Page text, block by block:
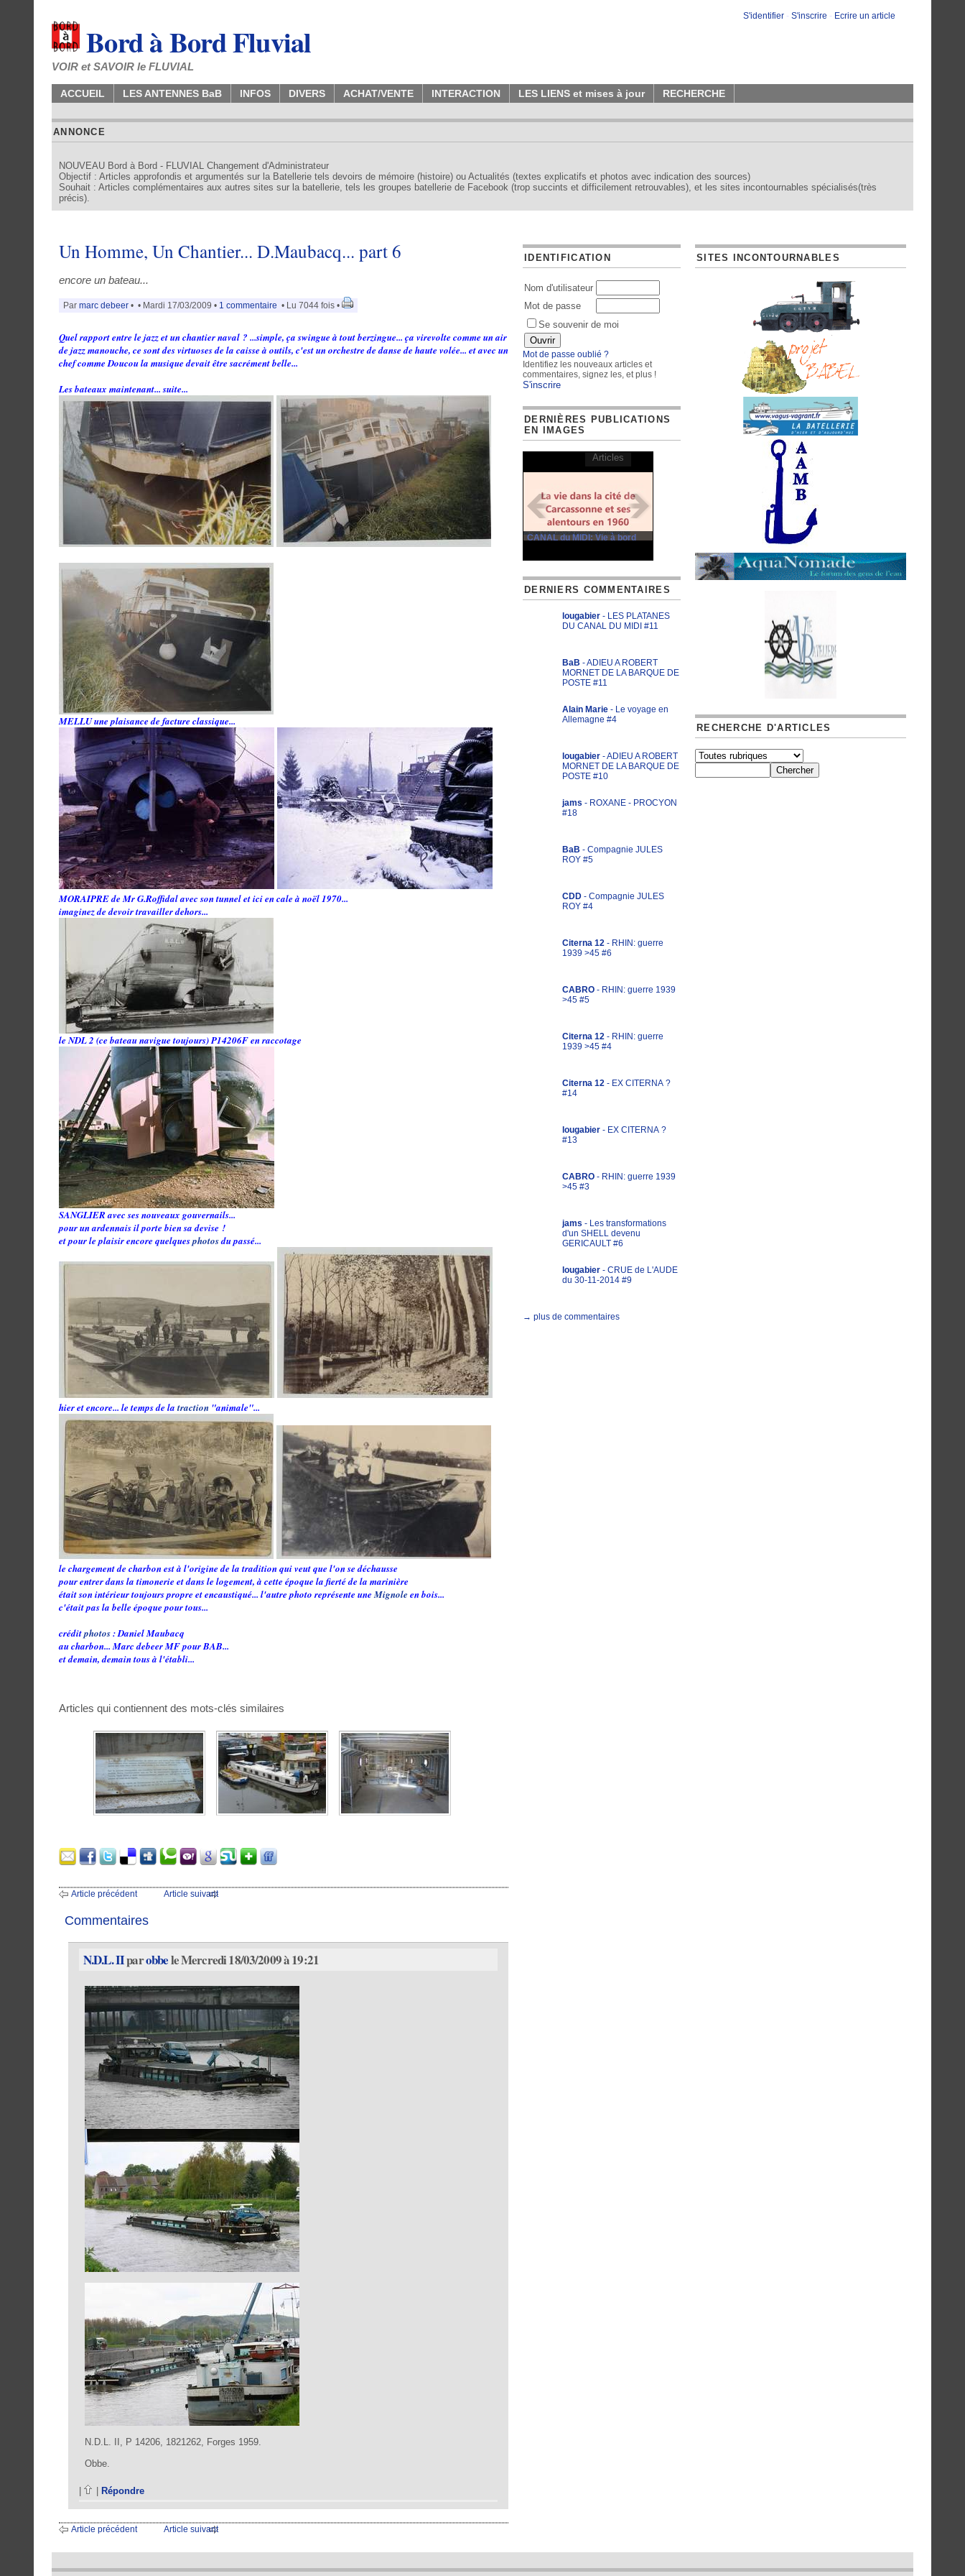
S'identifier - S'inscrire - Ecrire un article
Bord à Bord Fluvial
VOIR et SAVOIR le FLUVIAL
ACCUEIL LES ANTENNES BaB INFOS DIVERS ACHAT/VENTE INTERACTION LES LIENS et mises à jour RECHERCHE
ANNONCE
NOUVEAU Bord à Bord - FLUVIAL Changement d'Administrateur
Objectif : Articles approfondis et argumentés sur la Batellerie tels devoirs de mémoire (histoire) ou Actualités (textes explicatifs et photos avec indication des sources)
Souhait : Articles complémentaires aux autres sites sur la batellerie, tels les groupes batellerie de Facebook (trop succints et difficilement retrouvables), et les sites incontournables spécialisés(très
précis).
Un Homme, Un Chantier... D.Maubacq... part 6
encore un bateau...
Par marc debeer • • Mardi 17/03/2009 • 1 commentaire • Lu 7044 fois •
Quel rapport entre le jazz et un chantier naval ? ...simple, ça swingue à tout berzingue... ça virevolte comme un air
de jazz manouche, ce sont des virtuoses de la caisse à outils, c'est un orchestre de danse de haute volée... et avec un
chef comme Doucou la musique devait être sacrément belle...
Les bateaux maintenant... suite...
MELLU une plaisance de facture classique...
MORAIPRE de Mr G.Roffidal avec son tunnel et ici en cale à noël 1970...
imaginez de devoir travailler dehors...
le NDL 2 (ce bateau navigue toujours) P14206F en raccotage
SANGLIER avec ses nouveaux gouvernails...
pour un ardennais il porte bien sa devise !
et pour le plaisir encore quelquesphotosdu passé...
hier et encore... le temps de la traction "animale"...
le chargement de charbon est à l'origine de la tradition qui veut que l'on se déchausse
pour entrer dans la timonerie et dans le logement, à cette époque la fierté de la marinière
était son intérieur toujours propre et encaustiqué... l'autre photo représente une Mignole en bois...
c'était pas la belle époque pour tous...
créditphotos: Daniel Maubacq
au charbon... Marc debeer MF pour BAB...
et demain, demain tous à l'établi...
Articles qui contiennent des mots-clés similaires
Article précédent Article suivant
Commentaires
N.D.L. IIparobbele Mercredi 18/03/2009 à 19:21
N.D.L. II, P 14206, 1821262, Forges 1959.
Obbe.
Répondre
Article précédent Article suivant
IDENTIFICATION
Nom d'utilisateur
Mot de passe
Se souvenir de moi
Mot de passe oublié ?
Identifiez les nouveaux articles et
commentaires, signez les, et plus !
S'inscrire
DERNIÈRES PUBLICATIONS
EN IMAGES
CANAL du MIDI: Vie à bord
Articles
DERNIERS COMMENTAIRES
lougabier - LES PLATANES
DU CANAL DU MIDI #11
BaB - ADIEU A ROBERT
MORNET DE LA BARQUE DE
POSTE #11
Alain Marie - Le voyage en
Allemagne #4
lougabier - ADIEU A ROBERT
MORNET DE LA BARQUE DE
POSTE #10
jams - ROXANE - PROCYON
#18
BaB - Compagnie JULES
ROY #5
CDD - Compagnie JULES
ROY #4
Citerna 12 - RHIN: guerre
1939 >45 #6
CABRO - RHIN: guerre 1939
>45 #5
Citerna 12 - RHIN: guerre
1939 >45 #4
Citerna 12 - EX CITERNA ?
#14
lougabier - EX CITERNA ?
#13
CABRO - RHIN: guerre 1939
>45 #3
jams - Les transformations
d'un SHELL devenu
GERICAULT #6
lougabier - CRUE de L'AUDE
du 30-11-2014 #9
→ plus de commentaires
SITES INCONTOURNABLES
RECHERCHE D'ARTICLES